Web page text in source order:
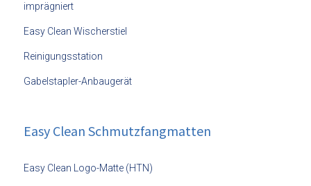
imprägniert
Easy Clean Wischerstiel
Reinigungsstation
Gabelstapler-Anbaugerät
Easy Clean Schmutzfangmatten
Easy Clean Logo-Matte (HTN)